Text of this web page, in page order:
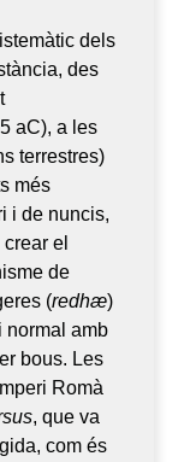
dels
des
aC), a les
terrestres)
més
i de nuncis,
el
de
(redhæ)
normal amb
bous. Les
Romà
, que va
com és